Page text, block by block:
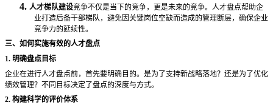
4. 人才梯队建设竞争不仅是当下的竞争，更是未来的竞争。人才盘点帮助企
业打造后备干部梯队，避免因关键岗位空缺而造成的管理断层，确保企业
竞争力的延续性。
三、如何实施有效的人才盘点
1. 明确盘点目标
企业在进行人才盘点前，首先要明确目的。是为了支持新战略落地？还是为了优化
绩效管理？不同目标决定了盘点的深度与方式。
2. 构建科学的评价体系